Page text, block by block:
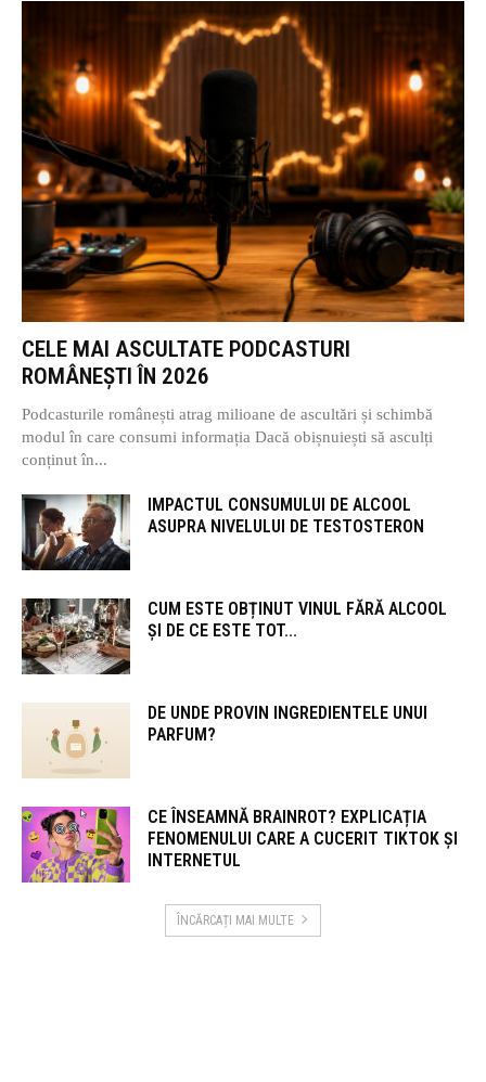
CELE MAI ASCULTATE PODCASTURI
ROMÂNEȘTI ÎN 2026
Podcasturile românești atrag milioane de ascultări și schimbă
modul în care consumi informația Dacă obișnuiești să asculți
conținut în...
IMPACTUL CONSUMULUI DE ALCOOL
ASUPRA NIVELULUI DE TESTOSTERON
CUM ESTE OBȚINUT VINUL FĂRĂ ALCOOL
ȘI DE CE ESTE TOT...
DE UNDE PROVIN INGREDIENTELE UNUI
PARFUM?
CE ÎNSEAMNĂ BRAINROT? EXPLICAȚIA
FENOMENULUI CARE A CUCERIT TIKTOK ȘI
INTERNETUL
ÎNCĂRCAȚI MAI MULTE